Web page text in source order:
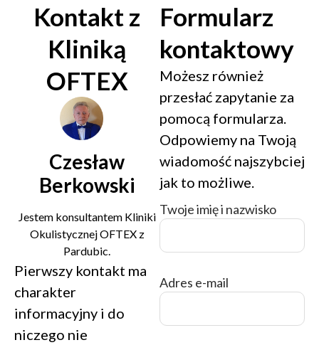
Formularz
kontaktowy
Możesz również
przesłać zapytanie za
pomocą formularza.
Odpowiemy na Twoją
wiadomość najszybciej
jak to możliwe.
Twoje imię i nazwisko
Adres e-mail
Kontakt z
Kliniką
OFTEX
Czesław
Berkowski
Jestem konsultantem Kliniki
Okulistycznej OFTEX z
Pardubic.
Pierwszy kontakt ma
charakter
informacyjny i do
niczego nie